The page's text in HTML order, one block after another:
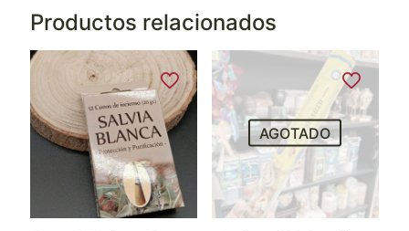
Productos relacionados
AGOTADO